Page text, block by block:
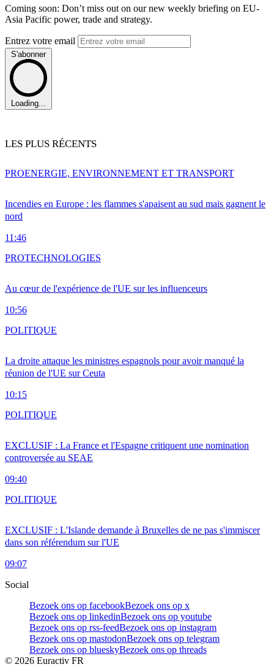
Coming soon: Don’t miss out on our new weekly briefing on EU-
Asia Pacific power, trade and strategy.
Entrez votre email
S'abonner
Loading...
LES PLUS RÉCENTS
Incendies en Europe : les flammes s'apaisent au sud mais gagnent le
nord
11:46
PROENERGIE, ENVIRONNEMENT ET TRANSPORT
Au cœur de l'expérience de l'UE sur les influenceurs
10:56
PROTECHNOLOGIES
La droite attaque les ministres espagnols pour avoir manqué la
réunion de l'UE sur Ceuta
10:15
POLITIQUE
EXCLUSIF : La France et l'Espagne critiquent une nomination
controversée au SEAE
09:40
POLITIQUE
EXCLUSIF : L'Islande demande à Bruxelles de ne pas s'immiscer
dans son référendum sur l'UE
09:07
POLITIQUE
Social
Bezoek ons op facebookBezoek ons op x
Bezoek ons op linkedinBezoek ons op youtube
Bezoek ons op rss-feedBezoek ons op instagram
Bezoek ons op mastodonBezoek ons op telegram
Bezoek ons op blueskyBezoek ons op threads
© 2026 Euractiv FR